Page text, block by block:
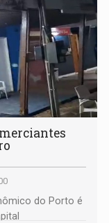
do Porto é